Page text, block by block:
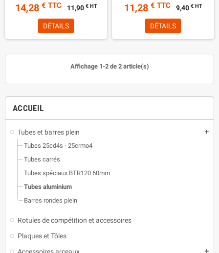
ACCUEIL
Tubes et barres plein add
Tubes 25cd4s - 25crmo4
Tubes carrés
Tubes spéciaux BTR120 60mm
Tubes aluminium
Barres rondes plein
Rotules de compétition et accessoires
Plaques et Tôles
add
14,28 € TTC 11,90 € HT
DÉTAILS
11,28 € TTC 9,40 € HT
DÉTAILS
Affichage 1-2 de 2 article(s)